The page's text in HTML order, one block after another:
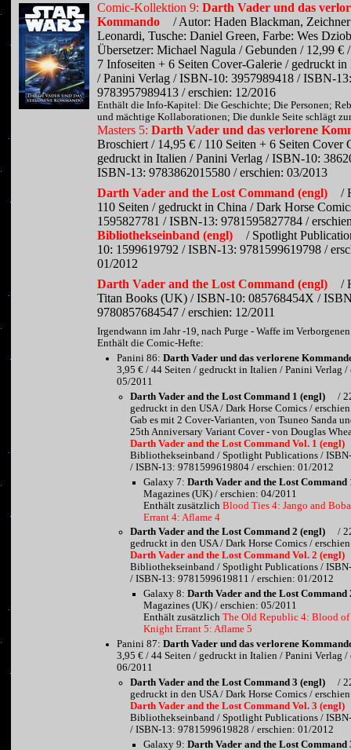
Comic-Kollektion 9:Darth Vader und das
Kommando
/ Autor: Haden Blackman,
Leonardi, Tusche: Daniel Green, Farbe: Wes
Übersetzer: Michael Nagula / Gebunden / 12,99 €
7 Infoseiten + 6 Seiten Cover-Galerie / gedruckt in
/ Panini Verlag / ISBN-10: 3957989418 / ISBN-
9783957989413 / erschien: 12/2016
Enthält die Info-Kapitel: Die Geschichte; Die Personen;
und mächtige Kollaborationen; Die dunkle Seite schlägt
Masters 5:Darth Vader und das verlorene
Broschiert / 14,95 € / 110 Seiten + 6 Seiten Cover
gedruckt in Italien / Panini Verlag / ISBN-10:
ISBN-13: 9783862015580 / erschien: 03/2013
Darth Vader and the Lost Command (engl)
/
110 Seiten / gedruckt in China / Dark Horse
1595827781 / ISBN-13: 9781595827784 /
Bibliothekseinband (engl)
/ Spotlight
10: 1599619792 / ISBN-13: 9781599619798 /
01/2012
Darth Vader and the Lost Command (engl)
/
Titan Books (UK) / ISBN-10: 085768454X /
9780857684547 / erschien: 12/2011
Irgendwann im Jahr -19, nach Purge - Waffe im Verborgenen
Enthält die Comic-Hefte:
Panini 86:Darth Vader und das verlorene
3,95 € / 44 Seiten / gedruckt in Italien / Panini Verlag /
05/2011
Darth Vader and the Lost Command 1 (engl)
/
gedruckt in den USA / Dark Horse Comics /
Gab es mit 2 Cover-Varianten, von Tsuneo Sanda
25th Anniversary Variant Cover - von Douglas
Darth Vader and the Lost Command Vol. 1 (engl)
Bibliothekseinband / Spotlight Publications /
/ ISBN-13: 9781599619804 / erschien: 01/2012
Galaxy 7:Darth Vader and the Lost Command
Magazines (UK) / erschien: 04/2011
Enthält zusätzlichBlood Ties 4: Jango and
Errant 4: Aflame 4
Darth Vader and the Lost Command 2 (engl)
/
gedruckt in den USA / Dark Horse Comics /
Darth Vader and the Lost Command Vol. 2 (engl)
Bibliothekseinband / Spotlight Publications /
/ ISBN-13: 9781599619811 / erschien: 01/2012
Galaxy 8:Darth Vader and the Lost Command
Magazines (UK) / erschien: 05/2011
Enthält zusätzlichThe Old Republic 4: Blood of
Knight Errant 5: Aflame 5
Panini 87:Darth Vader und das verlorene
3,95 € / 44 Seiten / gedruckt in Italien / Panini Verlag /
06/2011
Darth Vader and the Lost Command 3 (engl)
/
gedruckt in den USA / Dark Horse Comics /
Darth Vader and the Lost Command Vol. 3 (engl)
Bibliothekseinband / Spotlight Publications /
/ ISBN-13: 9781599619828 / erschien: 01/2012
Galaxy 9:Darth Vader and the Lost Command